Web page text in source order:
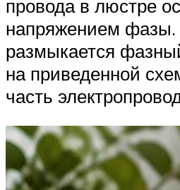
провода в люстре
напряжением
размыкается
на приведенной
часть